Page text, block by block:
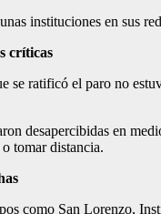
instituciones en sus
críticas
se ratificó el paro no
desapercibidas en
tomar distancia.
como San Lorenzo,